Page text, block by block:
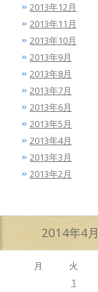
2013年12月
2013年11月
2013年10月
2013年9月
2013年8月
2013年7月
2013年6月
2013年5月
2013年4月
2013年3月
2013年2月
2014年4月
月 火
1